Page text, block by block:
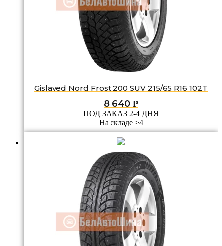
Gislaved Nord Frost 200 SUV 215/65 R16 102T
8 640 Р
ПОД ЗАКАЗ 2-4 ДНЯ
На складе >4